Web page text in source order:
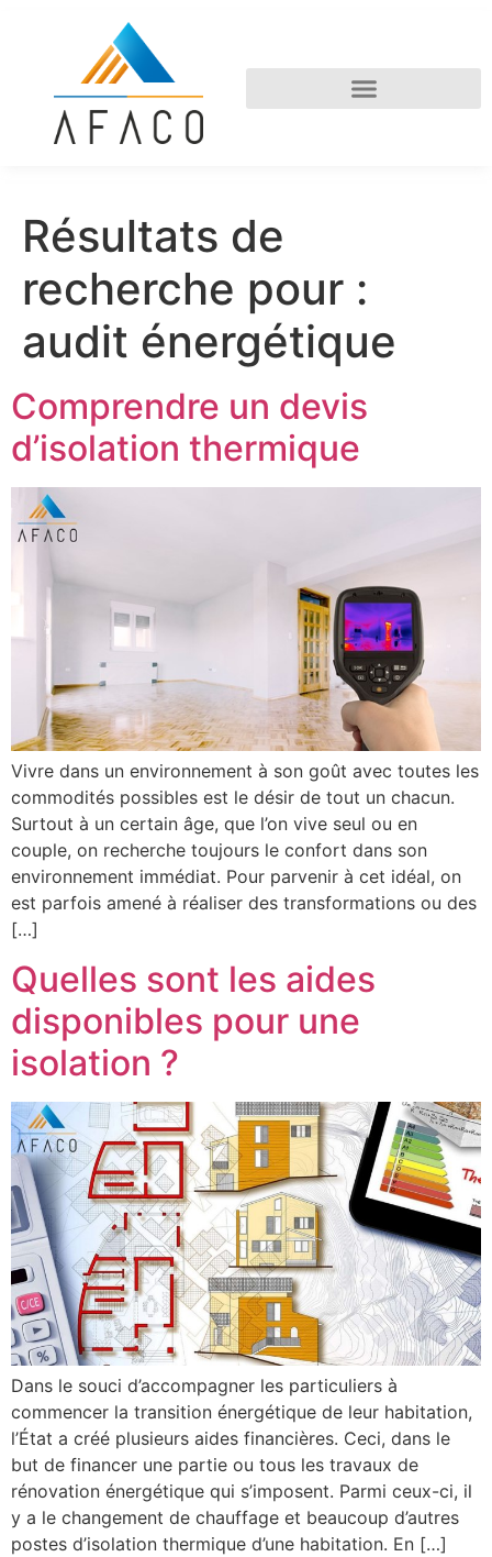
Résultats de
recherche pour :
audit énergétique
Comprendre un devis
d’isolation thermique
Vivre dans un environnement à son goût avec toutes les
commodités possibles est le désir de tout un chacun.
Surtout à un certain âge, que l’on vive seul ou en
couple, on recherche toujours le confort dans son
environnement immédiat. Pour parvenir à cet idéal, on
est parfois amené à réaliser des transformations ou des
[…]
Quelles sont les aides
disponibles pour une
isolation ?
Dans le souci d’accompagner les particuliers à
commencer la transition énergétique de leur habitation,
l’État a créé plusieurs aides financières. Ceci, dans le
but de financer une partie ou tous les travaux de
rénovation énergétique qui s’imposent. Parmi ceux-ci, il
y a le changement de chauffage et beaucoup d’autres
postes d’isolation thermique d’une habitation. En […]